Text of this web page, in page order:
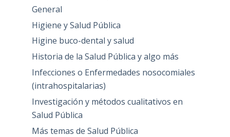
General
Higiene y Salud Pública
Higine buco-dental y salud
Historia de la Salud Pública y algo más
Infecciones o Enfermedades nosocomiales
(intrahospitalarias)
Investigación y métodos cualitativos en
Salud Pública
Más temas de Salud Pública